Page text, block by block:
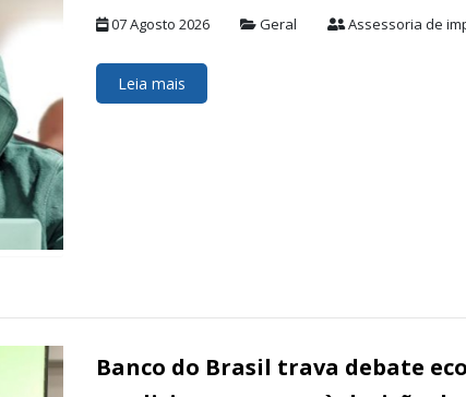
07 Agosto 2026 Geral Assessoria de
Leia mais
Banco do Brasil trava debate